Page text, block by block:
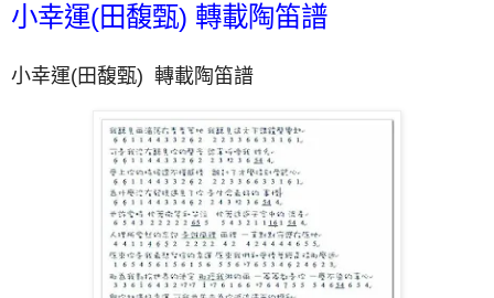
小幸運(田馥甄) 轉載陶笛譜
小幸運(田馥甄) 轉載陶笛譜